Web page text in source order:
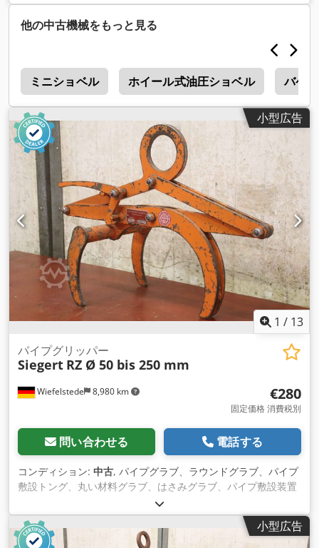
他の中古機械をもっと見る
ミニショベル ホイール式油圧ショベル バケ
小型広告
1 / 13
Wiefelstede 8,980 km
パイプグリッパー
Siegert RZ Ø 50 bis 250 mm
€280
固定価格 消費税別
問い合わせる 電話する
コンディション: 中古, パイプグラブ、ラウンドグラブ、パイプ
敷設トング、丸い材料グラブ、はさみグラブ、パイプ敷設装置
Csdjrkp Nqopfx Amrsha -メーカー: Siegert, 丸型材料グラブ
丸型グリッパータイプ RZ -把持範囲：50～250mm -能力：250
kg -寸法: 630/250/H450 mm -重量：11 kg
小型広告